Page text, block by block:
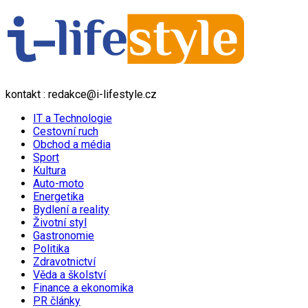
kontakt : redakce@i-lifestyle.cz
IT a Technologie
Cestovní ruch
Obchod a média
Sport
Kultura
Auto-moto
Energetika
Bydlení a reality
Životní styl
Gastronomie
Politika
Zdravotnictví
Věda a školství
Finance a ekonomika
PR články